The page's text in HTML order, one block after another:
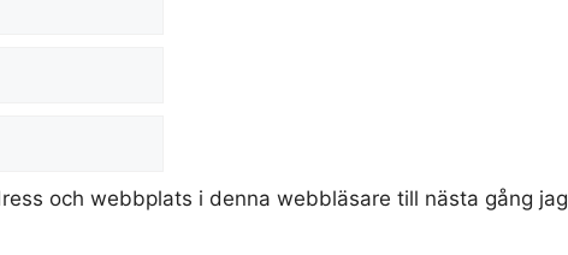
och webbplats i denna webbläsare till nästa gång jag